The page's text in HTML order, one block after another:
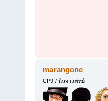
marangone
CP9 / นินจาแพทย์